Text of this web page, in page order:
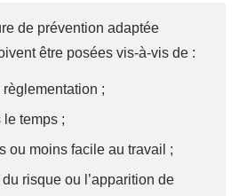
de prévention adaptée
être posées vis-à-vis de :
règlementation ;
le temps ;
ou moins facile au travail ;
risque ou l’apparition de